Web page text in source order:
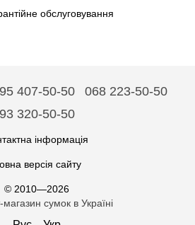
обслуговування
407-50-50
068 223-50-50
320-50-50
інформація
версія сайту
© 2010—2026
магазин сумок в Україні